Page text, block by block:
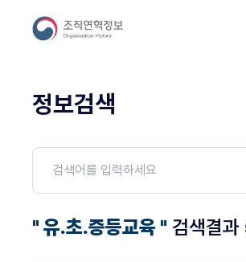
정보검색
" 유.초.증등교육 " 검색결과